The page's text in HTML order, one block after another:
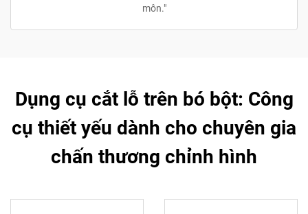
môn."
Dụng cụ cắt lỗ trên bó bột: Công
cụ thiết yếu dành cho chuyên gia
chấn thương chỉnh hình